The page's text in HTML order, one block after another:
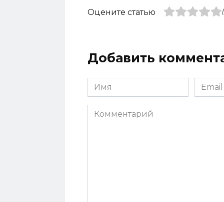
Оцените статью
Добавить
Имя
*
Email
*
Комментарий